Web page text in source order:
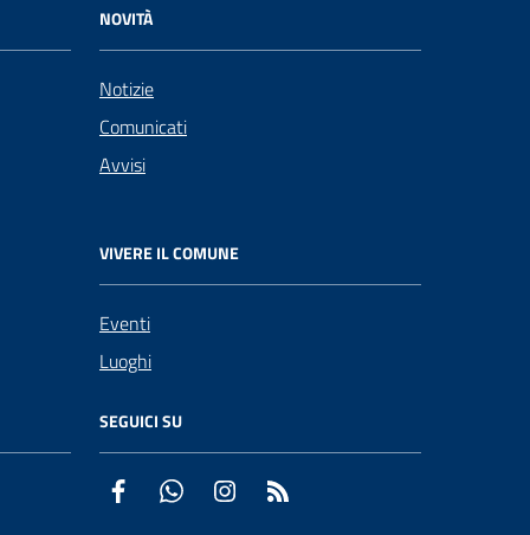
NOVITÀ
Notizie
Comunicati
Avvisi
VIVERE IL COMUNE
Eventi
Luoghi
SEGUICI SU
Facebook WhatsAppInstagram